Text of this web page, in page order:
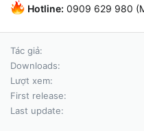
Hotline: 0909 629 980
Tác giả
Downloads
Lượt xem
First release
Last update